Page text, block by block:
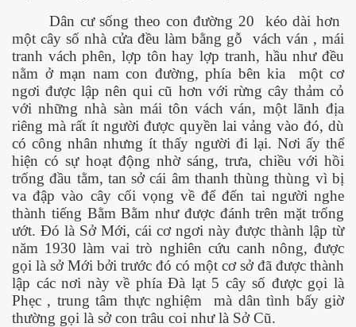
Dân cư sống theo con đường 20 kéo dài hơn
một cây số nhà cửa đều làm bằng gỗ vách ván , mái
tranh vách phên, lợp tôn hay lợp tranh, hầu như đều
nằm ở mạn nam con đường, phía bên kia một cơ
ngơi được lập nên qui cũ hơn với rừng cây thảm cỏ
với những nhà sàn mái tôn vách ván, một lãnh địa
riêng mà rất ít người được quyền lai vảng vào đó, dù
có công nhân nhưng ít thấy người đi lại. Nơi ấy thể
hiện có sự hoạt động nhờ sáng, trưa, chiều với hồi
trống đầu tằm, tan sở cái âm thanh thùng thùng vì bị
va đập vào cây cối vọng về để đến tai người nghe
thành tiếng Bằm Bằm như được đánh trên mặt trống
ướt. Đó là Sở Mới, cái cơ ngơi này được thành lập từ
năm 1930 làm vai trò nghiên cứu canh nông, được
gọi là sở Mới bởi trước đó có một cơ sở đã được thành
lập các nơi này về phía Đà lạt 5 cây số được gọi là
Phẹc , trung tâm thực nghiệm mà dân tình bấy giờ
thường gọi là sở con trâu coi như là Sở Cũ.